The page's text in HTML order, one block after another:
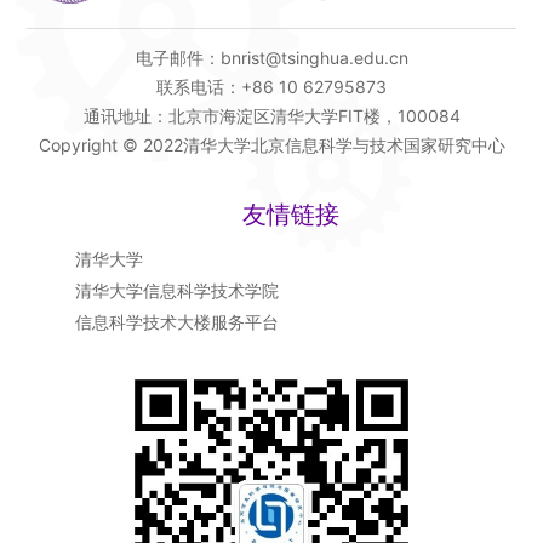
电子邮件：bnrist@tsinghua.edu.cn
联系电话：+86 10 62795873
通讯地址：北京市海淀区清华大学FIT楼，100084
Copyright © 2022清华大学北京信息科学与技术国家研究中心
友情链接
清华大学
清华大学信息科学技术学院
信息科学技术大楼服务平台